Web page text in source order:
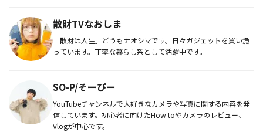
散財TVなおしま
「散財は人生」どうもナオシマです。日々ガジェットを買い漁
っています。丁寧な暮らし系として活躍中です。
SO-P/そーぴー
YouTubeチャンネルで大好きなカメラや写真に関する内容を発
信しています。初心者に向けたHow toやカメラのレビュー、
Vlogが中心です。